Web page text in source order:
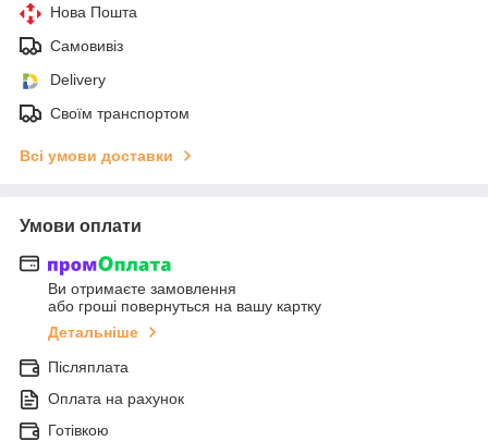
Нова Пошта
Самовивіз
Delivery
Своїм транспортом
Всі умови доставки
Умови оплати
Ви отримаєте замовлення
або гроші повернуться на вашу картку
Детальніше
Післяплата
Оплата на рахунок
Готівкою